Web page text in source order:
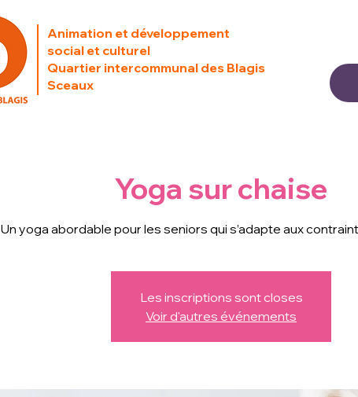
Animation et développement
social et culturel
Quartier intercommunal des Blagis
Sceaux
Yoga sur chaise
Un yoga abordable pour les seniors qui s’adapte aux
Les inscriptions sont closes
Voir d'autres événements